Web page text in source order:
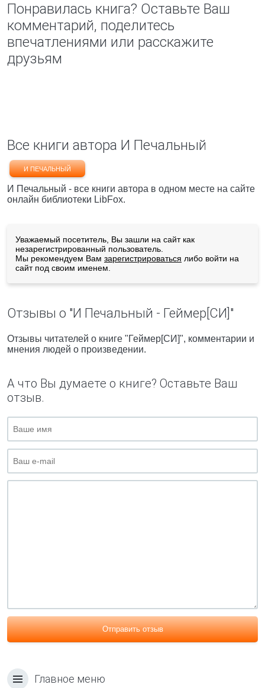
Понравилась книга? Оставьте Ваш
комментарий, поделитесь
впечатлениями или расскажите
друзьям
Все книги автора И Печальный
И ПЕЧАЛЬНЫЙ
И Печальный - все книги автора в одном месте на сайте
онлайн библиотеки LibFox.
Уважаемый посетитель, Вы зашли на сайт как
незарегистрированный пользователь.
Мы рекомендуем Вам зарегистрироваться либо войти на
сайт под своим именем.
Отзывы о "И Печальный - Геймер[СИ]"
Отзывы читателей о книге "Геймер[СИ]", комментарии и
мнения людей о произведении.
А что Вы думаете о книге? Оставьте Ваш
отзыв.
Отправить отзыв
Главное меню